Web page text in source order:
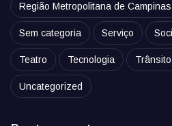
Região Metropolitana de Campinas
Sem categoria Serviço
Teatro Tecnologia Trânsito
Uncategorized